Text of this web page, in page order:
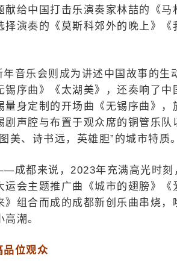
献给中国打击乐演奏家林喆的《
择演奏的《莫斯科郊外的晚上》
音乐会则成为讲述中国故事的
锡序曲》《太湖美》，还奏响了
量身定制的开场曲《无锡序曲》
声腔与布置于观众席的铜管乐
美、诗书远，英雄胆”的城市特质。
成都来说，2023年充满高光时刻
运会主题推广曲《城市的翅膀》
》组合而成的成都新创乐曲串烧
潮。
位观众